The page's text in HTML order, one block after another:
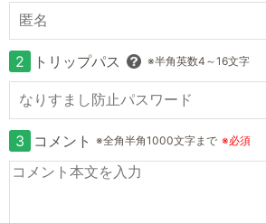
2 トリップパス ※半角英数4～16文字
3 コメント ※全角半角1000文字まで ※必須